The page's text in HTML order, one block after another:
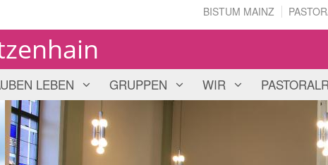
BISTUM MAINZ
LEBEN GRUPPEN WIR